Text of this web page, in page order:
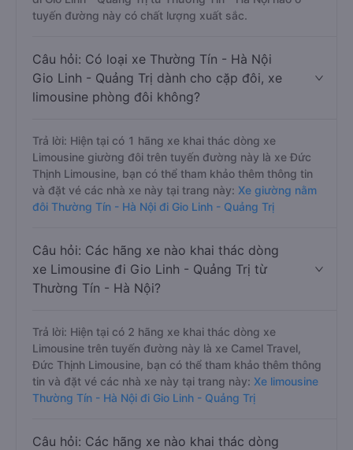
tuyến đường này có chất lượng xuất sắc.
Câu hỏi: Có loại xe Thường Tín - Hà Nội
Gio Linh - Quảng Trị dành cho cặp đôi, xe
limousine phòng đôi không?
Trả lời: Hiện tại có 1 hãng xe khai thác dòng xe
Limousine giường đôi trên tuyến đường này là xe Đức
Thịnh Limousine, bạn có thể tham khảo thêm thông tin
và đặt vé các nhà xe này tại trang này: Xe giường nằm
đôi Thường Tín - Hà Nội đi Gio Linh - Quảng Trị
Câu hỏi: Các hãng xe nào khai thác dòng
xe Limousine đi Gio Linh - Quảng Trị từ
Thường Tín - Hà Nội?
Trả lời: Hiện tại có 2 hãng xe khai thác dòng xe
Limousine trên tuyến đường này là xe Camel Travel,
Đức Thịnh Limousine, bạn có thể tham khảo thêm thông
tin và đặt vé các nhà xe này tại trang này: Xe limousine
Thường Tín - Hà Nội đi Gio Linh - Quảng Trị
Câu hỏi: Các hãng xe nào khai thác dòng